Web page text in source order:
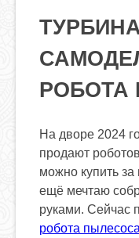
РОБОТА
На дворе 2024
продают
можно купить
ещё мечтаю
руками. Сейчас
робота пылесоса